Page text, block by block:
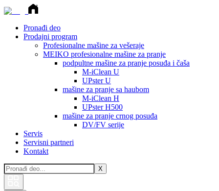
Pronađi deo
Prodajni program
Profesionalne mašine za vešeraje
MEIKO profesionalne mašine za pranje
podpultne mašine za pranje posuđa i čaša
M-iClean U
UPster U
mašine za pranje sa haubom
M-iClean H
UPster H500
mašine za pranje crnog posuđa
DV/FV serije
Servis
Servisni partneri
Kontakt
X